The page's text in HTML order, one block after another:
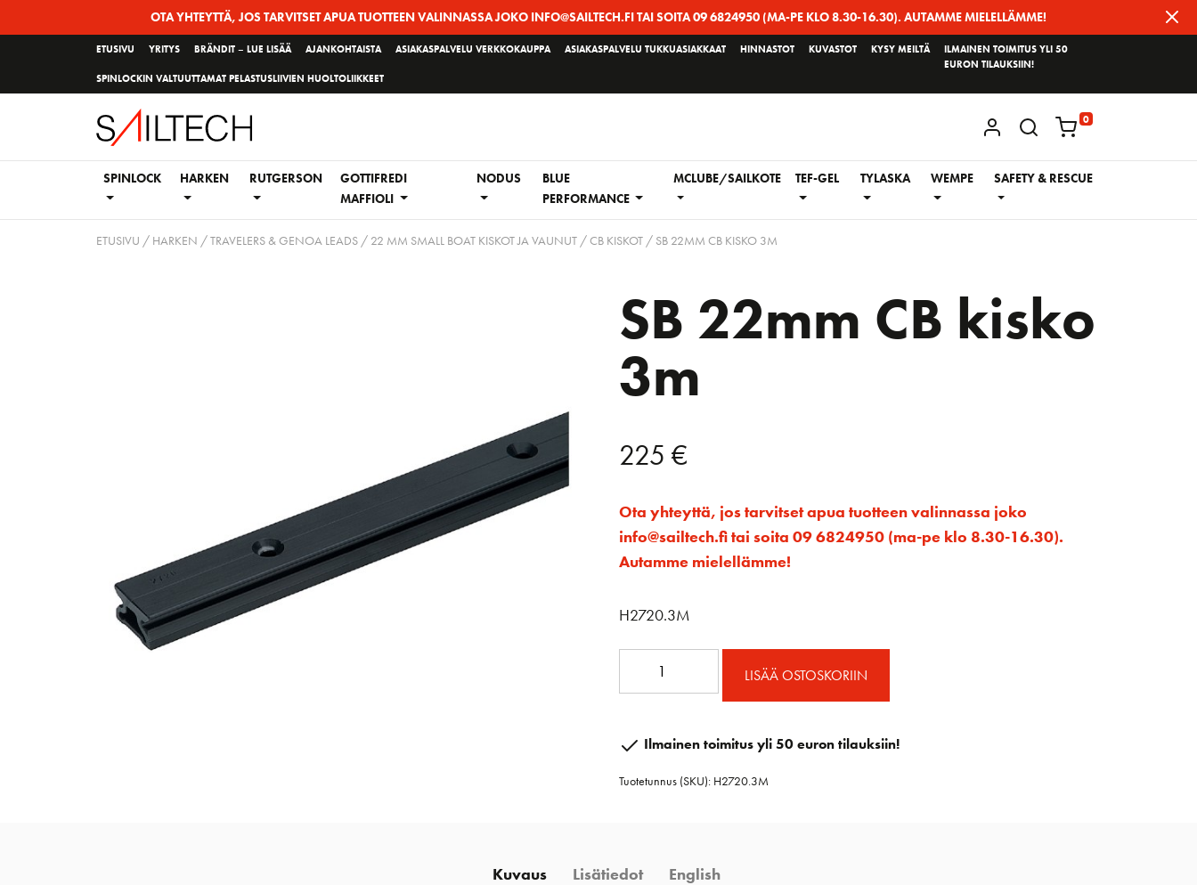
OTA YHTEYTTÄ, JOS TARVITSET APUA TUOTTEEN VALINNASSA JOKO INFO@SAILTECH.FI TAI SOITA 09 6824950 (MA-PE KLO 8.30-16.30). AUTAMME MIELELLÄMME!
ETUSIVU YRITYS BRÄNDIT – LUE LISÄÄ AJANKOHTAISTA ASIAKASPALVELU VERKKOKAUPPA ASIAKASPALVELU TUKKUASIAKKAAT HINNASTOT KUVASTOT KYSY MEILTÄ
SPINLOCKIN VALTUUTTAMAT PELASTUSLIIVIEN HUOLTOLIIKKEET
ILMAINEN TOIMITUS YLI 50
EURON TILAUKSIIN!
KIRJAUDU / REKISTERÖIDY
0
SPINLOCK HARKEN RUTGERSON
GOTTIFREDI
MAFFIOLI
NODUS
BLUE
PERFORMANCE
MCLUBE/SAILKOTE TEF-GEL TYLASKA WEMPE SAFETY & RESCUE
ETUSIVU / HARKEN /TRAVELERS & GENOA LEADS/ 22 MM SMALL BOAT KISKOT JA VAUNUT/CB KISKOT/ SB 22MM CB KISKO 3M
SB 22mm CB kisko
3m
225 €
Ota yhteyttä, jos tarvitset apua tuotteen valinnassa joko
info@sailtech.fi tai soita 09 6824950 (ma-pe klo 8.30-16.30).
Autamme mielellämme!
H2720.3M
kisko
määrä
LISÄÄ OSTOSKORIIN
Ilmainen toimitus yli 50 euron tilauksiin!
Tuotetunnus (SKU): H2720.3M
Kuvaus Lisätiedot English